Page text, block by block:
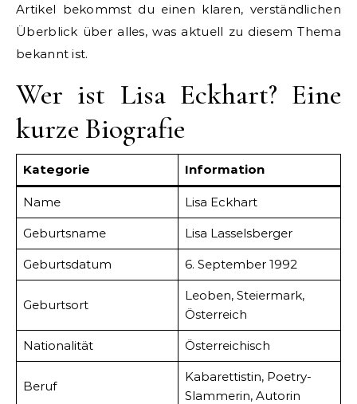
Artikel bekommst du einen klaren, verständlichen
Überblick über alles, was aktuell zu diesem Thema
bekannt ist.
Wer ist Lisa Eckhart? Eine
kurze Biografie
Kategorie Information
Name Lisa Eckhart
Geburtsname Lisa Lasselsberger
Geburtsdatum 6. September 1992
Geburtsort
Leoben, Steiermark,
Österreich
Nationalität Österreichisch
Beruf
Kabarettistin, Poetry-
Slammerin, Autorin